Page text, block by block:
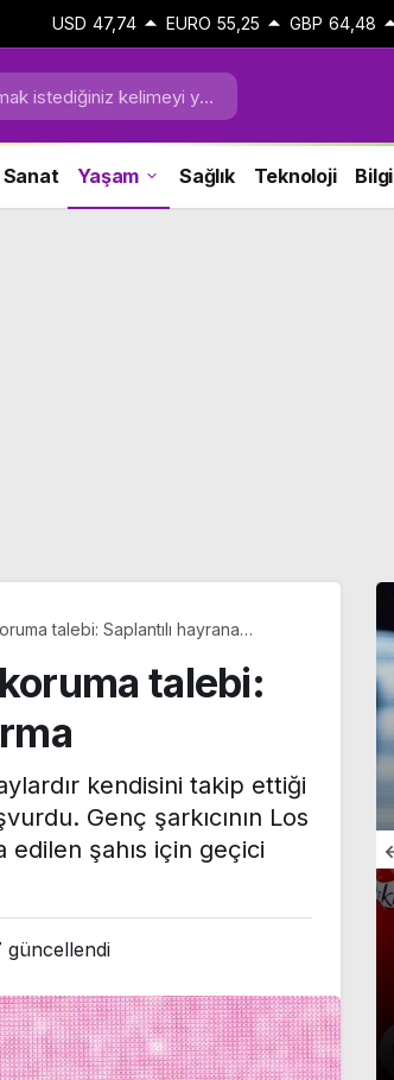
USD 47,74 EURO 55,25 GBP 64,48
Yaşam Sağlık Teknoloji Bilgi
talebi: Saplantılı hayrana
talebi:
kendisini takip ettiği
Genç şarkıcının Los
edilen şahıs için geçici
güncellendi
kaldı: Merkez Bankası
enflasyon tahminlerini
13 Ağustos’ta
duyuracak